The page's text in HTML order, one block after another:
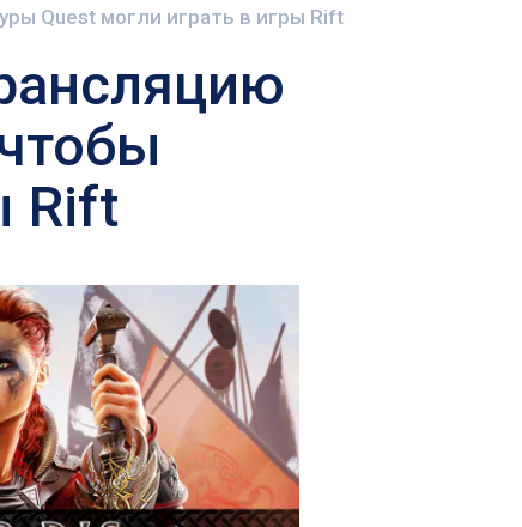
Quest могли играть в игры Rift
Rift